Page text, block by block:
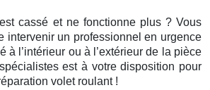
cassé et ne fonctionne plus ? Vous
intervenir un professionnel en urgence
à l’intérieur ou à l’extérieur de la pièce
est à votre disposition pour
volet roulant !